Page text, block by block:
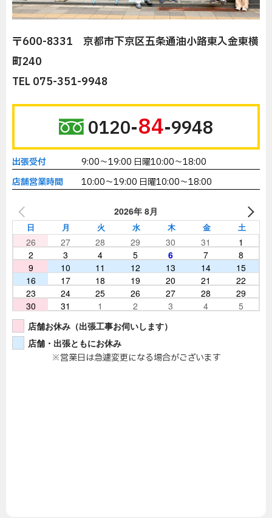
〒600-8331 京都市下京区五条通油小路東入金東横
町240
TEL 075-351-9948
0120-84-9948
出張受付
9:00～19:00 日曜10:00～18:00
店舗営業時間
10:00～19:00 日曜10:00～18:00
2026年 8月
日 月 火 水 木 金 土
26 27 28 29 30 31
1
2
3 4 5 6 7
8
9
10 11 12 13 14
15
16
17 18 19 20 21
22
23
24 25 26 27 28
29
30
31 1 2 3 4
5
店舗お休み（出張工事お伺いします）
店舗・出張ともにお休み
※営業日は急遽変更になる場合がございます